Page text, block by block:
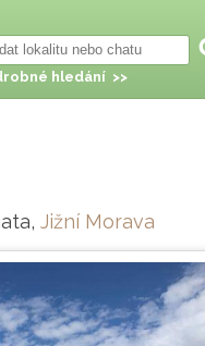
Jižní Morava
hledání >>